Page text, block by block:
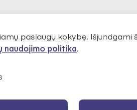
paslaugų kokybę. Išjundgami
naudojimo politika.